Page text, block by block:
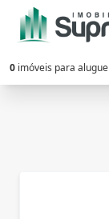
0 imóveis para aluguel